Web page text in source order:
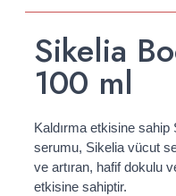
Sikelia
100 ml
Kaldırma etkisine
serumu, Sikelia vücut
ve artıran, hafif dokulu
etkisine sahiptir.